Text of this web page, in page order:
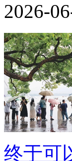
2026-
终于可